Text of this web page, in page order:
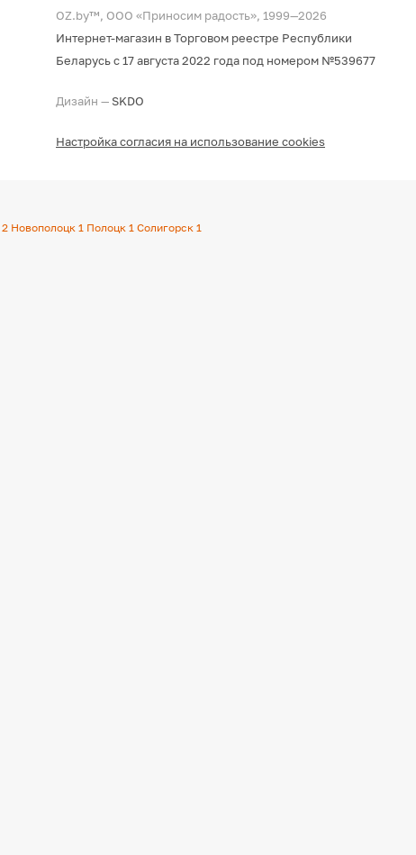
OZ.by™, ООО «Приносим радость», 1999—2026
Интернет-магазин в Торговом реестре Республики
Беларусь с 17 августа 2022 года под номером №539677
Дизайн — SKDO
Настройка согласия на использование cookies
2 Новополоцк 1 Полоцк 1 Солигорск 1